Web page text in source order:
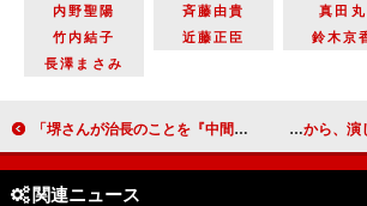
内野聖陽 斉藤由貴
真田丸
竹内結子
近藤正臣
鈴木京
長澤まさみ
「堺さんが治長のことを『中間管理職！』って言って笑っていました」今井朋彦（大野治長）【真田丸インタビュー】
関連ニュース